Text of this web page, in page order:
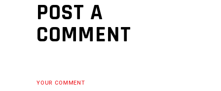
POST A
COMMENT
YOUR COMMENT